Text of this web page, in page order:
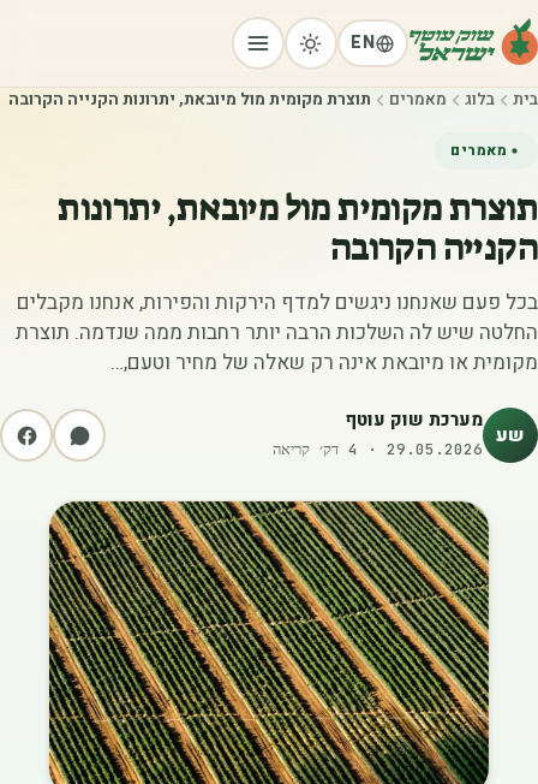
EN
בית בלוג מאמרים תוצרת מקומית מול מיובאת, יתרונות הקנייה הקרובה
מאמרים
תוצרת מקומית מול מיובאת, יתרונות
הקנייה הקרובה
בכל פעם שאנחנו ניגשים למדף הירקות והפירות, אנחנו מקבלים
החלטה שיש לה השלכות הרבה יותר רחבות ממה שנדמה. תוצרת
מקומית או מיובאת אינה רק שאלה של מחיר וטעם,…
שע מערכת שוק עוטף
29.05.2026
·
4 דק׳ קריאה